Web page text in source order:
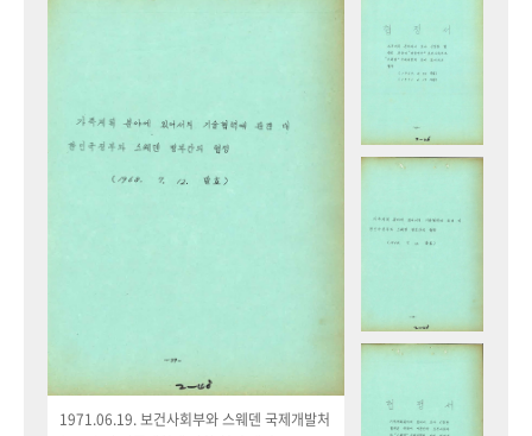
1971.06.19. 보건사회부와 스웨덴 국제개발처